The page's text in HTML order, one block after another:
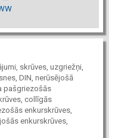
skrūves, uzgriežņi,
DIN, nerūsējošā
pašgriezošās
collīgās
enkurskrūves,
enkurskrūves,